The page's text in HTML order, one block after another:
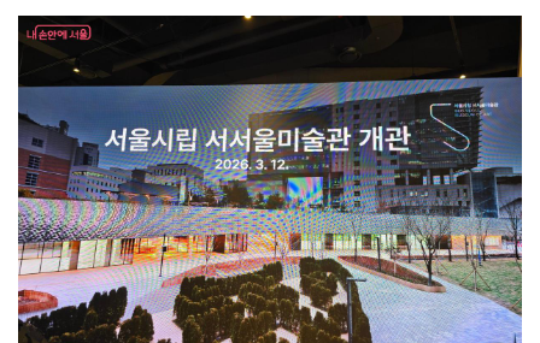
U
R
복
사
공
기
기
변
경
하
기
기
작
게
변
하
기